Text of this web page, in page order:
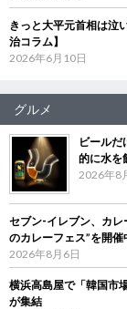
きっと大平元首相は泣
治コラム】
2026年6月10日
グルメ
ビール
的に水を
2026年8
セブン‐イレブン、カ
のカレーフェス”を開催
2026年8月6日
横浜高島屋で「韓国市
が集結